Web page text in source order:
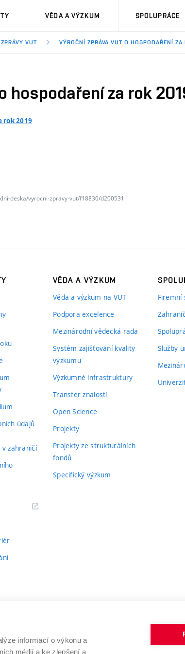
VĚDA A VÝZKUM SPOLUPRÁCE
VUT VÝROČNÍ ZPRÁVA VUT O HOSPODAŘENÍ ZA
hospodaření za rok
rok 2019
deska/vyrocni-zpravy-vut/f18830/d200531
údajů
zahraničí
VĚDA A VÝZKUM
Věda a výzkum na VUT
Podpora excelence
Mezinárodní vědecká rada
Systém zajišťování kvality
výzkumu
Výzkumné infrastruktury
Transfer znalostí
Open Science
Projekty
Projekty ze strukturálních
fondů
Specifický výzkum
Firemní
Služby
TECHNICKÉ V BRNĚ
informací o výkonu a
médií a ke zlepšení a